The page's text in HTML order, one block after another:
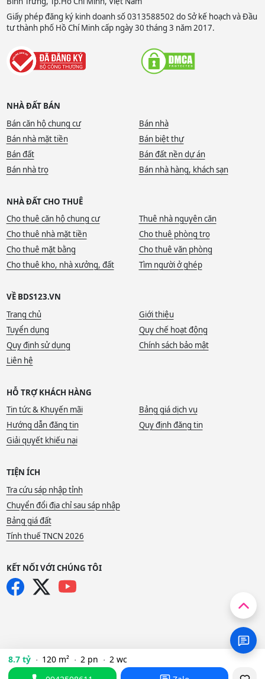
8.7 tỷ 120 m² 2 pn
2 wc
Giấy phép đăng ký kinh doanh số 0313588502 do Sở kế hoạch và Đầu
tư thành phố Hồ Chí Minh cấp ngày 30 tháng 3 năm 2017.
NHÀ ĐẤT BÁN
Bán căn hộ chung cư
Bán nhà
Bán nhà mặt tiền
Bán biệt thự
Bán đất
Bán đất nền dự án
Bán nhà trọ
Bán nhà hàng, khách sạn
NHÀ ĐẤT CHO THUÊ
Cho thuê căn hộ chung cư
Thuê nhà nguyên căn
Cho thuê nhà mặt tiền
Cho thuê phòng trọ
Cho thuê mặt bằng
Cho thuê văn phòng
Cho thuê kho, nhà xưởng, đất
Tìm người ở ghép
VỀ BDS123.VN
Trang chủ
Giới thiệu
Tuyển dụng
Quy chế hoạt động
Quy định sử dụng
Chính sách bảo mật
Liên hệ
HỖ TRỢ KHÁCH HÀNG
Tin tức & Khuyến mãi
Bảng giá dịch vụ
Hướng dẫn đăng tin
Quy định đăng tin
Giải quyết khiếu nại
TIỆN ÍCH
Tra cứu sáp nhập tỉnh
Chuyển đổi địa chỉ sau sáp nhập
Bảng giá đất
Tính thuế TNCN 2026
KẾT NỐI VỚI CHÚNG TÔI